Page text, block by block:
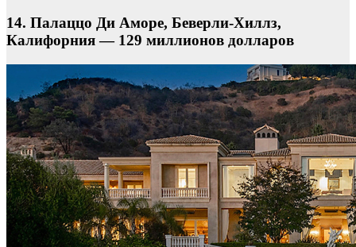
14. Палаццо Ди Аморе, Беверли-Хиллз,
Калифорния — 129 миллионов долларов